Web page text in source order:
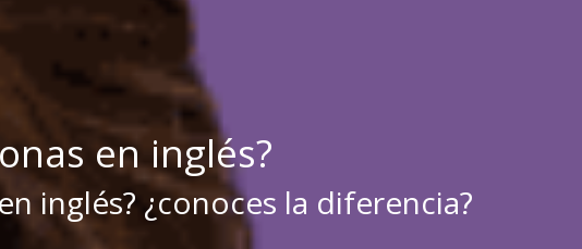
en inglés?
inglés? ¿conoces la diferencia?